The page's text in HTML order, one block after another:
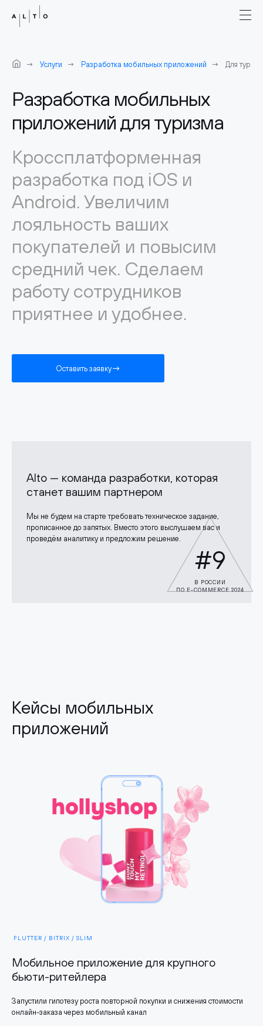
Услуги Разработка мобильных приложений Для
Разработка мобильных
приложений для туризма
Кроссплатформенная
разработка под iOS и
Android. Увеличим
лояльность ваших
покупателей и повысим
средний чек. Сделаем
работу сотрудников
приятнее и удобнее.
Оставить заявку
Alto — команда разработки, которая
станет вашим партнером
Мы не будем на старте требовать техническое задание,
прописанное до запятых. Вместо этого выслушаем вас и
проведём аналитику и предложим решение.
#9
В РОССИИ
ПО E-COMMERCE 2024
Кейсы мобильных
приложений
FLUTTER / BITRIX / SLIM
Мобильное приложение для крупного
бьюти-ритейлера
Запустили гипотезу роста повторной покупки и снижения стоимости
онлайн-заказа через мобильный канал